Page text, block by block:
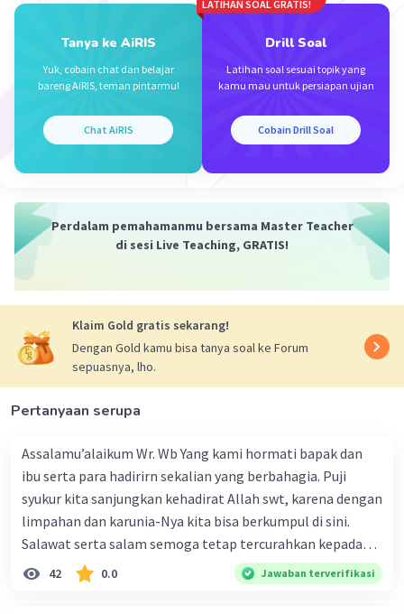
Iklan
terdapat kata ekstrem bukan kata ekstrim.Jadi jawaban
yang benar adalah A
Beri Rating·5.0(1) Balas
Tanya ke AiRIS
Yuk, cobain chat dan belajar
bareng AiRIS, teman pintarmu!
Chat AiRIS
LATIHAN SOAL GRATIS!
Drill Soal
Latihan soal sesuai topik yang
kamu mau untuk persiapan ujian
Cobain Drill Soal
Perdalam pemahamanmu bersama Master Teacher
di sesi Live Teaching, GRATIS!
Klaim Gold gratis sekarang!
Dengan Gold kamu bisa tanya soal ke Forum
sepuasnya, lho.
Pertanyaan serupa
Assalamu’alaikum Wr. Wb Yang kami hormati bapak dan
ibu serta para hadirirn sekalian yang berbahagia. Puji
syukur kita sanjungkan kehadirat Allah swt, karena dengan
limpahan dan karunia-Nya kita bisa berkumpul di sini.
Salawat serta salam semoga tetap tercurahkan kepada
junjungan Nabi besar Muhammad saw, karena beliau
menyiarkan agama yang haq, yakni agama islam, agama
42 0.0 Jawaban terverifikasi